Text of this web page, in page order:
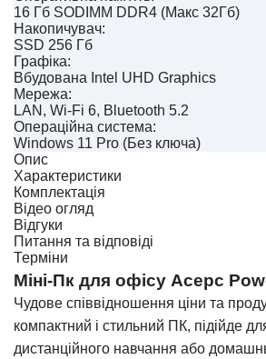
16 Гб SODIMM DDR4 (Макс 32Гб)
Накопичувач:
SSD 256 Гб
Графіка:
Вбудована Intel UHD Graphics
Мережа:
LAN, Wi-Fi 6, Bluetooth 5.2
Операційна система:
Windows 11 Pro (Без ключа)
Опис
Характеристики
Комплектація
Відео огляд
Відгуки
Питання та відповіді
Терміни
Міні-Пк для офісу Acepc
Чудове співвідношення ціни та
компактний і стильний ПК, підійде
дистанційного навчання або